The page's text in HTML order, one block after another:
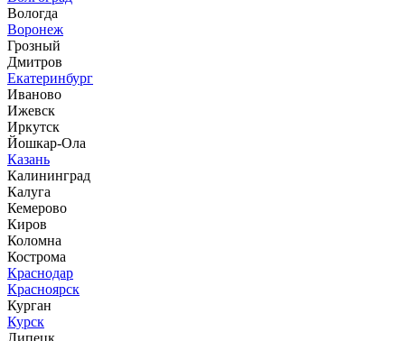
Вологда
Воронеж
Грозный
Дмитров
Екатеринбург
Иваново
Ижевск
Иркутск
Йошкар-Ола
Казань
Калининград
Калуга
Кемерово
Киров
Коломна
Кострома
Краснодар
Красноярск
Курган
Курск